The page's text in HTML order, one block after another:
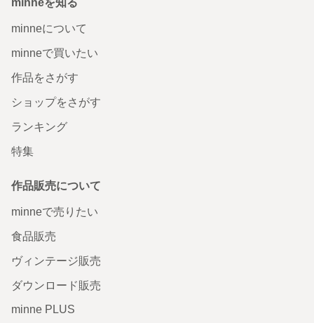
minneについて
minneで買いたい
作品をさがす
ショップをさがす
ランキング
特集
作品販売について
minneで売りたい
食品販売
ヴィンテージ販売
ダウンロード販売
minne PLUS